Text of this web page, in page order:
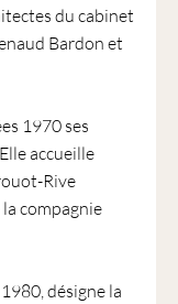
du cabinet
Bardon et
1970 ses
accueille
Rive
compagnie
désigne la